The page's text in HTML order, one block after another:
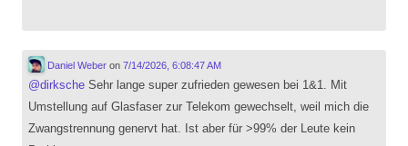
Daniel Weberon 7/14/2026, 6:08:47 AM
@dirksche Sehr lange super zufrieden gewesen bei 1&1. Mit
Umstellung auf Glasfaser zur Telekom gewechselt, weil mich die
Zwangstrennung genervt hat. Ist aber für >99% der Leute kein